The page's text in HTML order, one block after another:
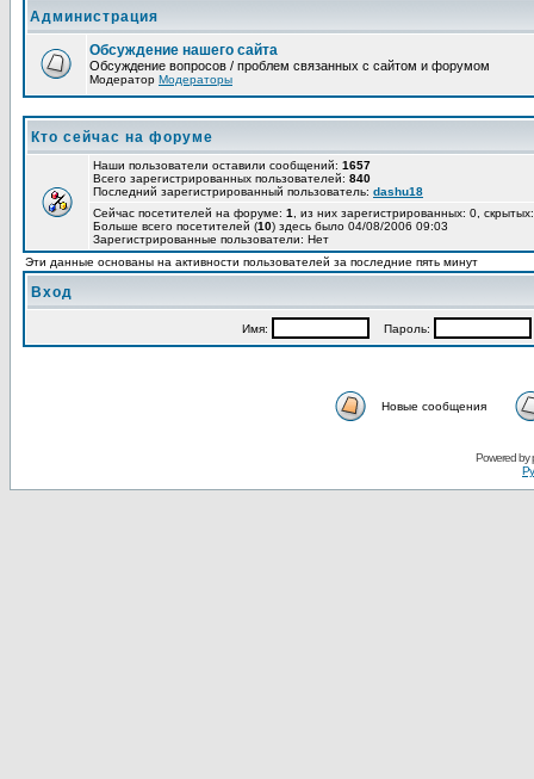
Администрация
Обсуждение нашего сайта
Обсуждение вопросов / проблем связанных с сайтом и форумом
Модератор Модераторы
Кто сейчас на форуме
Наши пользователи оставили сообщений: 1657
Всего зарегистрированных пользователей: 840
Последний зарегистрированный пользователь: dashu18
Сейчас посетителей на форуме: 1
, из них зарегистрированных: 0,
Больше всего посетителей (10) здесь было 04/08/2006 09:03
Зарегистрированные пользователи: Нет
Эти данные основаны на активности пользователей за последние пять минут
Вход
Имя: Пароль:
Новые сообщения
Powered by